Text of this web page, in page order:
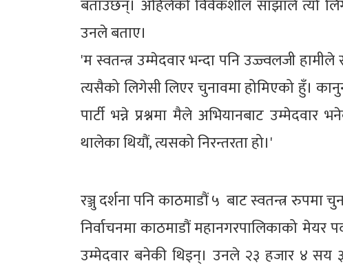
बताउँछन्। अहिलेको विवेकशील साझाले त्यो
उनले बताए।
'म स्वतन्त्र उम्मेदवार भन्दा पनि उज्ज्वलजी
त्यसैको लिगेसी लिएर चुनावमा होमिएको हुँ।
पार्टी भन्ने प्रश्नमा मैले अभियानबाट
थालेका थियौं, त्यसको निरन्तरता हो।'
रञ्जु दर्शना पनि काठमाडौं ५ बाट स्वतन्त्र रुपमा
निर्वाचनमा काठमाडौं महानगरपालिकाको मेयर
उम्मेदवार बनेकी थिइन्। उनले २३ हजार ४ सय